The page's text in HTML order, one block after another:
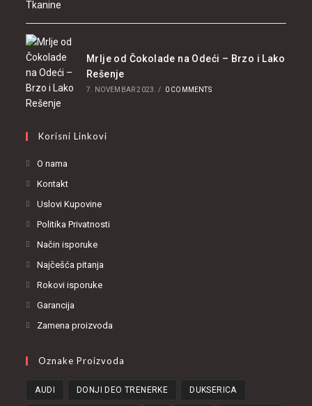
Mrlje od Čokolade na Odeći – Brzo i Lako
Rešenje
7. NOVEMBAR 2023. / 0 COMMENTS
Korisni Linkovi
O nama
Kontakt
Uslovi Kupovine
Politika Privatnosti
Način isporuke
Najčešća pitanja
Rokovi isporuke
Garancija
Zamena proizvoda
Oznake Proizvoda
AUDI DONJI DEO TRENERKE DUKSERICA